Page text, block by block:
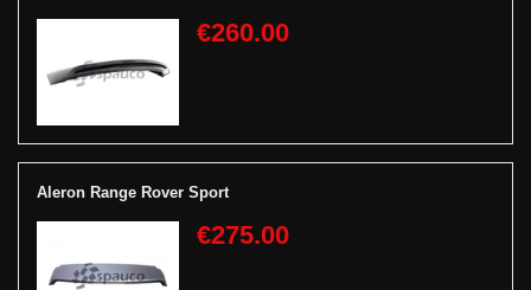
€260.00
Aleron Range Rover Sport
€275.00